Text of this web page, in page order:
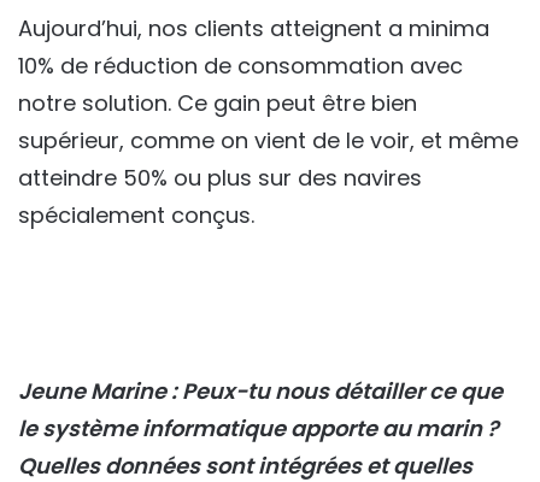
Aujourd’hui, nos clients atteignent a minima
10% de réduction de consommation avec
notre solution. Ce gain peut être bien
supérieur, comme on vient de le voir, et même
atteindre 50% ou plus sur des navires
spécialement conçus.
Jeune Marine : Peux-tu nous détailler ce que
le système informatique apporte au marin ?
Quelles données sont intégrées et quelles